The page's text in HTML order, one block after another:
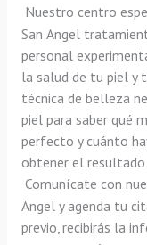
Nuestro centro
San Angel
personal
la salud de tu piel y
técnica de belleza
piel para saber qué
perfecto y cuánto
obtener el resultado
Comunícate con
Angel y agenda tu
previo, recibirás la